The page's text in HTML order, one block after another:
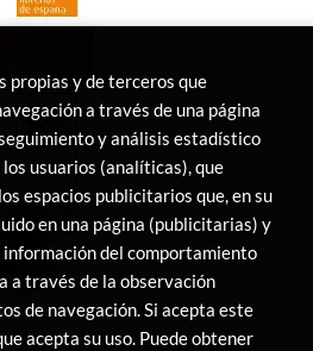
propias y de terceros que
a través de una página
y análisis estadístico
usuarios (analíticas), que
espacios publicitarios que, en su
en una página (publicitarias) y
información del comportamiento
a través de la observación
de navegación. Si acepta este
acepta su uso. Puede obtener